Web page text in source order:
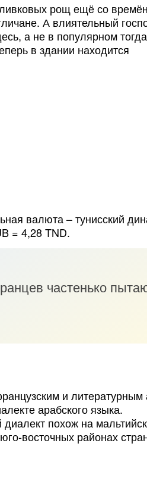
рощ ещё со
А влиятельный
а не в популярном тогда
в здании находится
валюта – тунисский
= 4,28 TND.
частенько
и литературным
арабского языка.
похож на
восточных районах